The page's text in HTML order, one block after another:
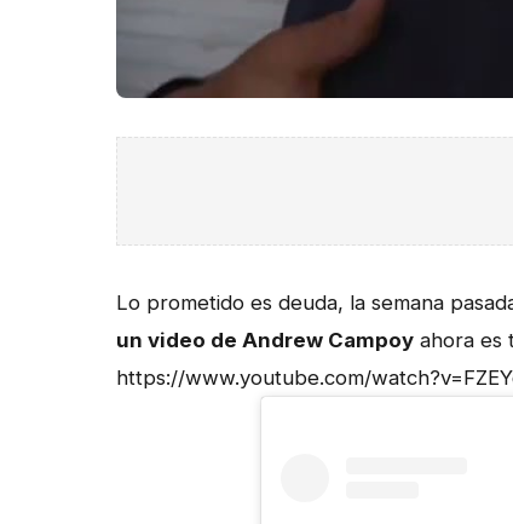
Lo prometido es deuda, la semana
un video de Andrew Campoy ahora es
https://www.youtube.com/